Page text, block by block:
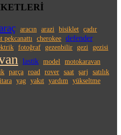
aracın arazi bisiklet çadır
pekcanattı cherokee defender
fotoğraf gezenbilir gezi
gezisi
lastik model motokaravan
parça road rover saat şarj
satılık
yag yakıt yardım yükseltme